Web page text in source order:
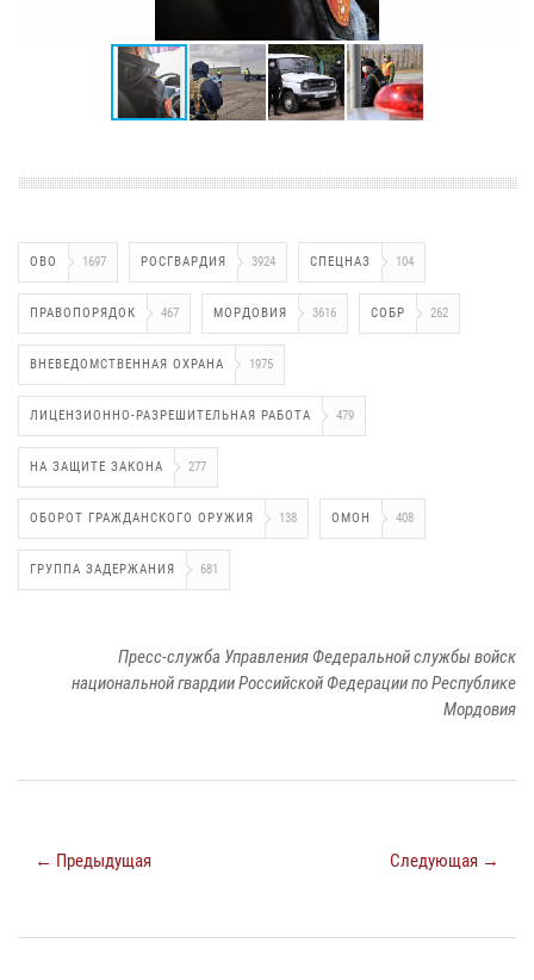
ОВО 1697 РОСГВАРДИЯ 3924 СПЕЦНАЗ 104
ПРАВОПОРЯДОК 467 МОРДОВИЯ 3616 СОБР 262
ВНЕВЕДОМСТВЕННАЯ ОХРАНА 1975
ЛИЦЕНЗИОННО-РАЗРЕШИТЕЛЬНАЯ РАБОТА 479
НА ЗАЩИТЕ ЗАКОНА 277
ОБОРОТ ГРАЖДАНСКОГО ОРУЖИЯ 138 ОМОН 408
ГРУППА ЗАДЕРЖАНИЯ 681
Пресс-служба Управления Федеральной службы войск
национальной гвардии Российской Федерации по Республике
Мордовия
← Предыдущая Следующая →